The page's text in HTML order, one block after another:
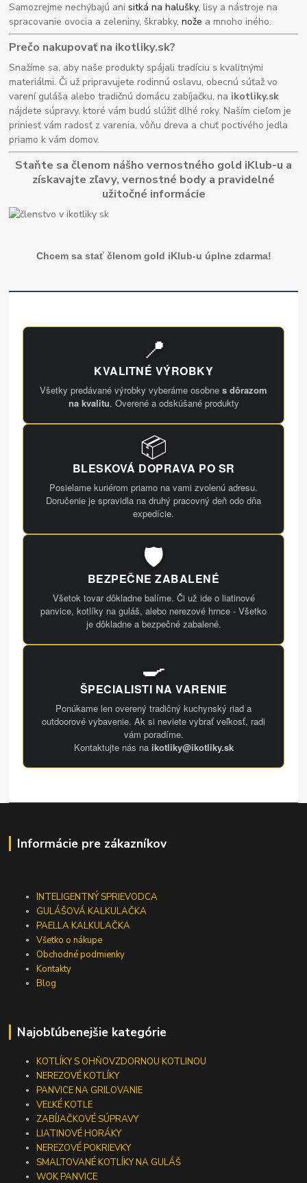
Samozrejme nechýbajú anisitká na halušky, lisy a nástroje na
spracovanie ovocia a zeleniny, škrabky,nože a mnoho iného.
Prečo nakupovať na ikotliky.sk?
Snažíme sa, aby naše produkty spájali tradíciu s kvalitnými
materiálmi. Či už pripravujete rodinnú oslavu, obecnú súťaž vo
varení guláša alebo tradičnú domácu zabíjačku, na ikotliky.sk
nájdete súpravy, ktoré vám budú slúžiť dlhé roky. Naším cieľom je
priniesť vám radosť z varenia, vôňu dreva a chuť poctivého jedla
priamo k vám domov.
Staňte sa členom nášho vernostného gold iKlub-u a
získavajte zľavy, vernostné body a pravidelné
užitočné informácie
Chcem sa stať členom gold iKlub-u úplne zdarma!
📍
KVALITNÉ VÝROBKY
Všetky predávané výrobky vyberáme osobne s dôrazom
na kvalitu. Overené a odskúšané produkty
📦
BLESKOVÁ DOPRAVA PO SR
Posielame kuriérom priamo na vami zvolenú adresu.
Doručenie je spravidla na druhý pracovný deň odo dňa
expedície.
🛡️
BEZPEČNE ZABALENÉ
Všetok tovar dôkladne balíme. Či už ide o liatinové
panvice, kotlíky na guláš, alebo nerezové hrnce - Všetko
je dôkladne a bezpečné zabalené.
🍳
ŠPECIALISTI NA VARENIE
Ponúkame len overený tradičný kuchynský riad a
outdoorové vybavenie. Ak si neviete vybrať veľkosť, radi
vám poradíme.
Kontaktujte nás na ikotliky@ikotliky.sk
Informácie pre zákazníkov
INTELIGENTNÝ SPRIEVODCA
GULÁŠOVÁ KALKULAČKA
PAELLA KALKULAČKA
Všetko o nákupe
Obchodné podmienky
Kontakty
Blog
Najobľúbenejšie kategórie
KOTLÍKY S OHŇOVZDORNOU KOTLINOU
NEREZOVÉ KOTLÍKY
PANVICE NA GRILOVANIE
VEĽKÉ KOTLE
ZABÍJAČKOVÉ SÚPRAVY
LIATINOVÉ HORÁKY
NEREZOVÉ POKRIEVKY
SMALTOVANÉ KOTLÍKY NA GULÁŠ
WOK PANVICE